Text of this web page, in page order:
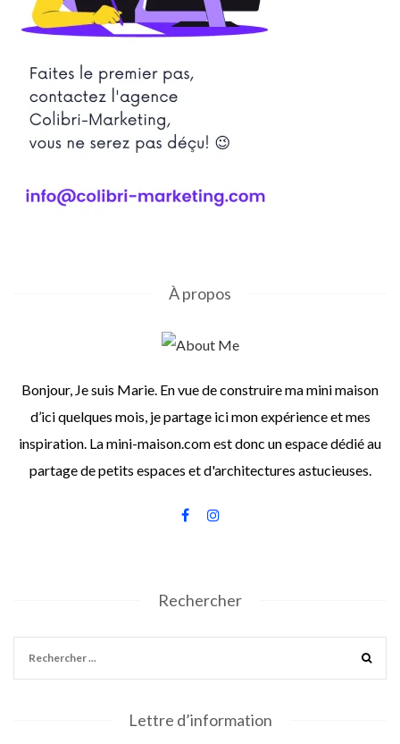
À propos
Bonjour, Je suis Marie. En vue de construire ma mini maison
d’ici quelques mois, je partage ici mon expérience et mes
inspiration. La mini-maison.com est donc un espace dédié au
partage de petits espaces et d'architectures astucieuses.
Rechercher
Lettre d’information